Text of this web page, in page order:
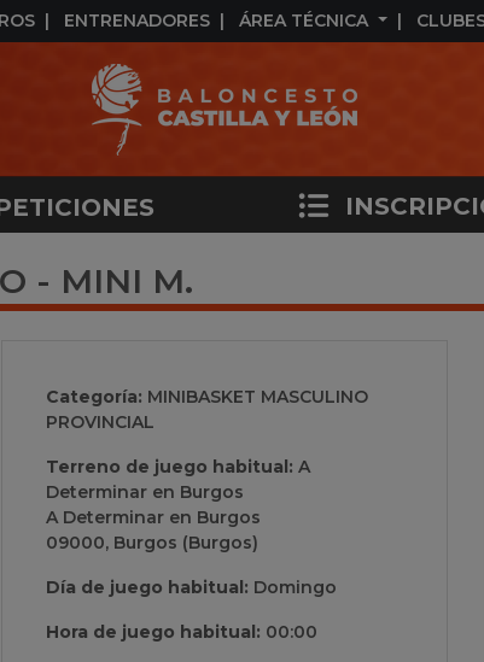
ENTRENADORES ÁREA TÉCNICA
- MINI M.
Categoría: MINIBASKET MASCULINO
PROVINCIAL
Terreno de juego habitual: A
Determinar en Burgos
A Determinar en Burgos
09000, Burgos (Burgos)
Día de juego habitual: Domingo
Hora de juego habitual: 00:00